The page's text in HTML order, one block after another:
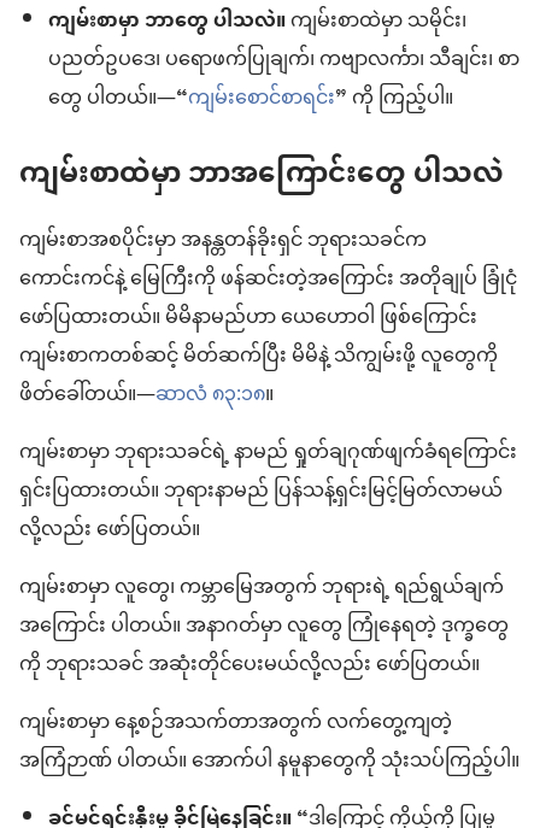
ကျမ်းစာမှာ ဘာတွေ ပါသလဲ။ကျမ်းစာထဲမှာ သမိုင်း၊
ပညတ်ဥပဒေ၊ ပရောဖက်ပြုချက်၊ ကဗျာလင်္ကာ၊ သီချင်း၊ စာ
တွေ ပါတယ်။—“ကျမ်းစောင်စာရင်း” ကို ကြည့်ပါ။
ကျမ်းစာထဲမှာ ဘာအကြောင်းတွေ ပါသလဲ
ကျမ်းစာအစပိုင်းမှာ အနန္တတန်ခိုးရှင် ဘုရားသခင်က
ကောင်းကင်နဲ့ မြေကြီးကို ဖန်ဆင်းတဲ့အကြောင်း အတိုချုပ် ခြုံငုံ
ဖော်ပြထားတယ်။ မိမိနာမည်ဟာ ယေဟောဝါ ဖြစ်ကြောင်း
ကျမ်းစာကတစ်ဆင့် မိတ်ဆက်ပြီး မိမိနဲ့ သိကျွမ်းဖို့ လူတွေကို
ဖိတ်ခေါ်တယ်။—ဆာလံ ၈၃:၁၈။
ကျမ်းစာမှာ ဘုရားသခင်ရဲ့ နာမည် ရှုတ်ချဂုဏ်ဖျက်ခံရကြောင်း
ရှင်းပြထားတယ်။ ဘုရားနာမည် ပြန်သန့်ရှင်းမြင့်မြတ်လာမယ်
လို့လည်း ဖော်ပြတယ်။
ကျမ်းစာမှာ လူတွေ၊ ကမ္ဘာမြေအတွက် ဘုရားရဲ့ ရည်ရွယ်ချက်
အကြောင်း ပါတယ်။ အနာဂတ်မှာ လူတွေ ကြုံနေရတဲ့ ဒုက္ခတွေ
ကို ဘုရားသခင် အဆုံးတိုင်ပေးမယ်လို့လည်း ဖော်ပြတယ်။
ကျမ်းစာမှာ နေ့စဉ်အသက်တာအတွက် လက်တွေ့ကျတဲ့
အကြံဉာဏ် ပါတယ်။ အောက်ပါ နမူနာတွေကို သုံးသပ်ကြည့်ပါ။